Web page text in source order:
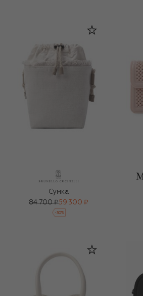
Сумка
84 700 ₽59 300 ₽
-30%